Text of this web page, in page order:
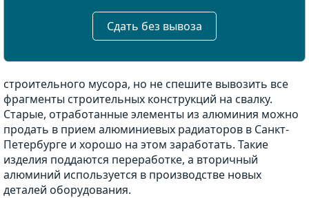
Сдать без вывоза
строительного мусора, но не спешите вывозить все
фрагменты строительных конструкций на свалку.
Старые, отработанные элементы из алюминия можно
продать в прием алюминиевых радиаторов в Санкт-
Петербурге и хорошо на этом заработать. Такие
изделия поддаются переработке, а вторичный
алюминий используется в производстве новых
деталей оборудования.